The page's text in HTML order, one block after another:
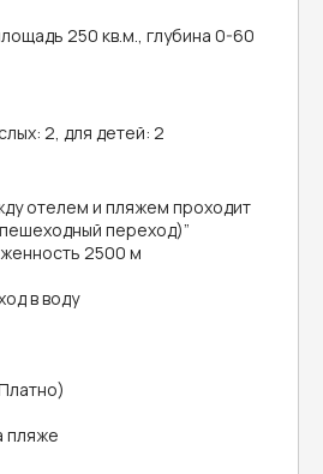
250 кв.м., глубина 0-60
2, для детей: 2
отелем и пляжем проходит
переход)”
2500 м
в воду
пляже